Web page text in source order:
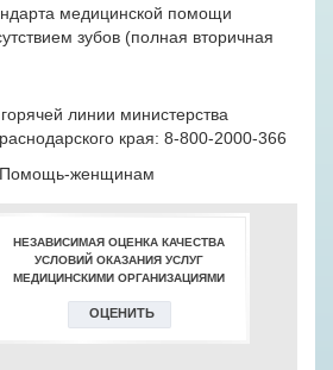
медицинской помощи
зубов (полная вторичная